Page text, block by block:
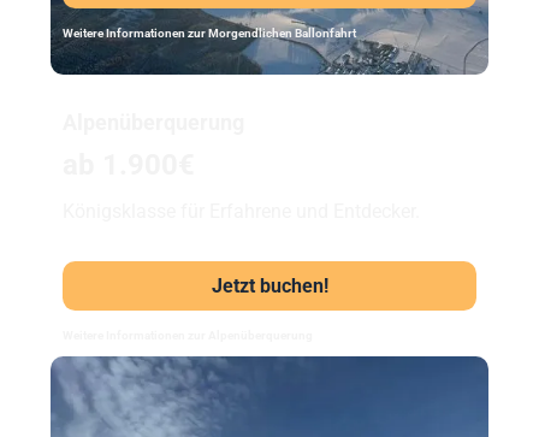
Weitere Informationen zur Morgendlichen Ballonfahrt
Jetzt buchen!